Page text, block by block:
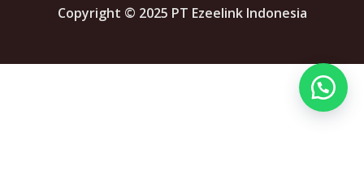
Copyright © 2025 PT Ezeelink Indonesia